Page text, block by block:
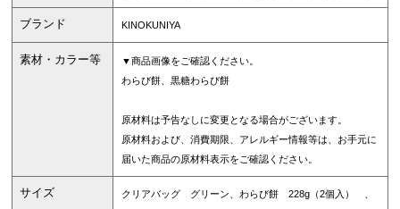
ブランド KINOKUNIYA
素材・カラー等
▼商品画像をご確認ください。
わらび餅、黒糖わらび餅
原材料は予告なしに変更となる場合がございます。
原材料および、消費期限、アレルギー情報等は、お手元に
届いた商品の原材料表示をご確認ください。
サイズ
クリアバッグ グリーン、わらび餅 228g（2個入） 、